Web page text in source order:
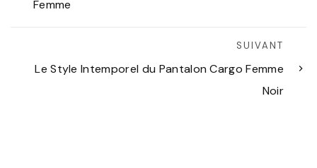
Femme
SUIVANT
Le Style Intemporel du Pantalon Cargo Femme
Noir